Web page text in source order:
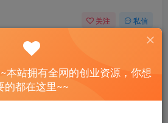
关注 私信
看广告，撸美金！3分钟赚2.5美金！日入200美金不是梦！揭秘Google广告撸美金全攻略！
费后查看
已售 1
本站拥有全网的创业资源，你想
的都在这里~~